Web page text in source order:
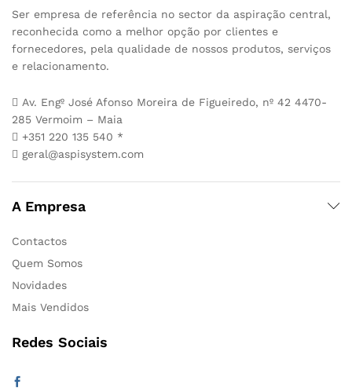
Ser empresa de referência no sector da aspiração central,
reconhecida como a melhor opção por clientes e
fornecedores, pela qualidade de nossos produtos, serviços
e relacionamento.
Av. Engº José Afonso Moreira de Figueiredo, nº 42 4470-
285 Vermoim – Maia
+351 220 135 540 *
geral@aspisystem.com
A Empresa
Contactos
Quem Somos
Novidades
Mais Vendidos
Redes Sociais